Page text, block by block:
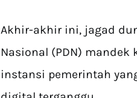
Akhir-akhir ini, jagad
Nasional (PDN) mandek
instansi pemerintah